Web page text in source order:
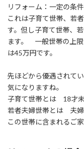
リフォーム：一定の条
これは子育て世帯、若
す。但し子育て世帯、
ます。 一般世帯の上
は45万円です。
先ほどから優遇されて
気になりますね。
子育て世帯とは 18才
若者夫婦世帯とは 夫婦
この世帯に含まれるご